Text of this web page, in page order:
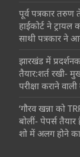
पूर्व पत्रकार
हाईकोर्ट ने
साथी पत्रकार ने
झारखंड में
तैयार:शर्त रखी-
परीक्षा कराने
‘गौरव खन्ना को
बोलीं- पेपर्स तैयार
शो में अलग होने